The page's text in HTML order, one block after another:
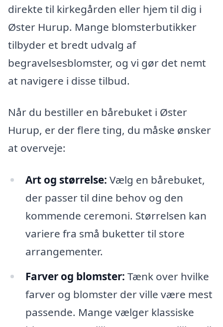
direkte til kirkegården eller hjem til dig i
Øster Hurup. Mange blomsterbutikker
tilbyder et bredt udvalg af
begravelsesblomster, og vi gør det nemt
at navigere i disse tilbud.
Når du bestiller en bårebuket i Øster
Hurup, er der flere ting, du måske ønsker
at overveje:
Art og størrelse: Vælg en bårebuket,
der passer til dine behov og den
kommende ceremoni. Størrelsen kan
variere fra små buketter til store
arrangementer.
Farver og blomster: Tænk over hvilke
farver og blomster der ville være mest
passende. Mange vælger klassiske